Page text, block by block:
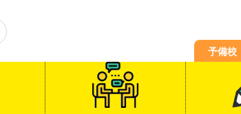
予備校